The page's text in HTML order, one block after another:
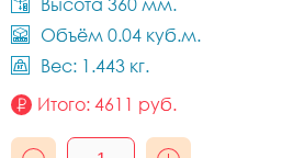
Высота 360 мм.
Объём 0.04 куб.м.
Вес: 1.443 кг.
Итого: 4611 руб.